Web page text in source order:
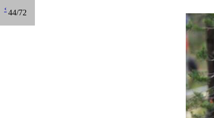
44/72
‹